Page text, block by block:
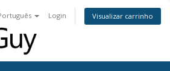
Login Visualizar carrinho